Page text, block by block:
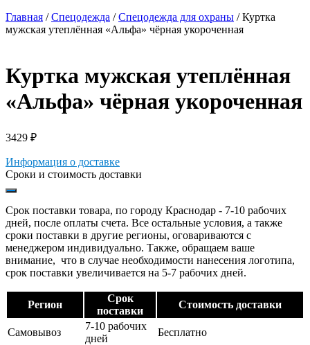
Главная /Спецодежда /Спецодежда для охраны / Куртка
мужская утеплённая «Альфа» чёрная укороченная
Куртка мужская утеплённая
«Альфа» чёрная укороченная
3429 ₽
Информация о доставке
Сроки и стоимость доставки
Срок поставки товара, по городу Краснодар - 7-10 рабочих
дней, после оплаты счета. Все остальные условия, а также
сроки поставки в другие регионы, оговариваются с
менеджером индивидуально. Также, обращаем ваше
внимание, что в случае необходимости нанесения логотипа,
срок поставки увеличивается на 5-7 рабочих дней.
Регион
Срок
поставки
Стоимость доставки
Самовывоз
7-10 рабочих
дней
Бесплатно